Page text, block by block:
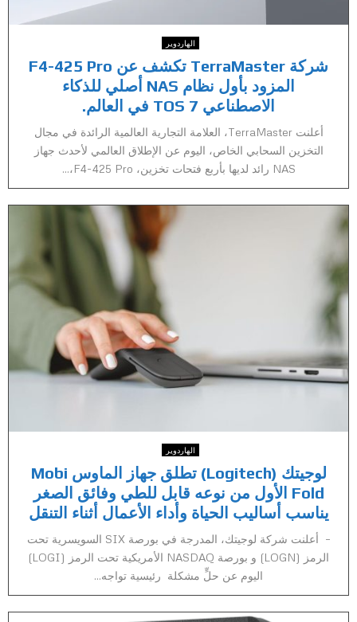
الهاردوير
شركة TerraMaster تكشف عن F4-425 Pro
المزود بأول نظام NAS أصلي للذكاء
الاصطناعي TOS 7 في العالم.
أعلنت TerraMaster، العلامة التجارية العالمية الرائدة في مجال
التخزين السحابي الخاص، اليوم عن الإطلاق العالمي لأحدث جهاز
NAS رائد لديها بأربع فتحات تخزين، F4-425 Pro،...
الهاردوير
لوجيتك (Logitech) تطلق جهاز الماوس Mobi
Fold الأول من نوعه قابل للطي وفائق الصغر
يناسب أساليب الحياة وأداء الأعمال أثناء التنقل
– أعلنت شركة لوجيتك، المدرجة في بورصة SIX السويسرية تحت
الرمز (LOGN) و بورصة NASDAQ الأمريكية تحت الرمز (LOGI)
اليوم عن حلٍّ مشكلة رئيسية تواجه...